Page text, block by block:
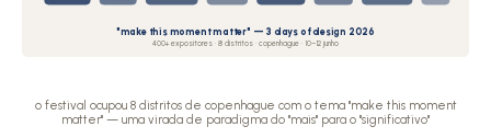
"make this moment matter" — 3 days of design 2026
400+ expositores · 8 distritos · copenhague · 10–12 junho
o festival ocupou 8 distritos de copenhague com o tema "make this moment
matter" — uma virada de paradigma do "mais" para o "significativo"